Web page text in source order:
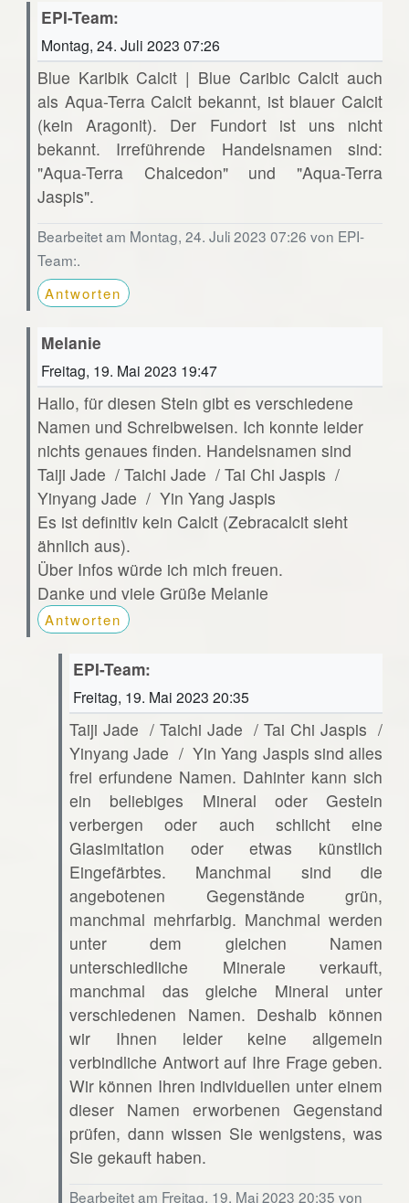
EPI-Team:
Montag, 24. Juli 2023 07:26
Blue Karibik Calcit | Blue Caribic Calcit auch
als Aqua-Terra Calcit bekannt, ist blauer Calcit
(kein Aragonit). Der Fundort ist uns nicht
bekannt. Irreführende Handelsnamen sind:
"Aqua-Terra Chalcedon" und "Aqua-Terra
Jaspis".
Bearbeitet am Montag, 24. Juli 2023 07:26 von EPI-
Team:.
Antworten
Melanie
Freitag, 19. Mai 2023 19:47
Hallo, für diesen Stein gibt es verschiedene
Namen und Schreibweisen. Ich konnte leider
nichts genaues finden. Handelsnamen sind
Taiji Jade / Taichi Jade / Tai Chi Jaspis /
Yinyang Jade / Yin Yang Jaspis
Es ist definitiv kein Calcit (Zebracalcit sieht
ähnlich aus).
Über Infos würde ich mich freuen.
Danke und viele Grüße Melanie
Antworten
EPI-Team:
Freitag, 19. Mai 2023 20:35
Taiji Jade / Taichi Jade / Tai Chi Jaspis /
Yinyang Jade / Yin Yang Jaspis sind alles
frei erfundene Namen. Dahinter kann sich
ein beliebiges Mineral oder Gestein
verbergen oder auch schlicht eine
Glasimitation oder etwas künstlich
Eingefärbtes. Manchmal sind die
angebotenen Gegenstände grün,
manchmal mehrfarbig. Manchmal werden
unter dem gleichen Namen
unterschiedliche Minerale verkauft,
manchmal das gleiche Mineral unter
verschiedenen Namen. Deshalb können
wir Ihnen leider keine allgemein
verbindliche Antwort auf Ihre Frage geben.
Wir können Ihren individuellen unter einem
dieser Namen erworbenen Gegenstand
prüfen, dann wissen Sie wenigstens, was
Sie gekauft haben.
Bearbeitet am Freitag, 19. Mai 2023 20:35 von